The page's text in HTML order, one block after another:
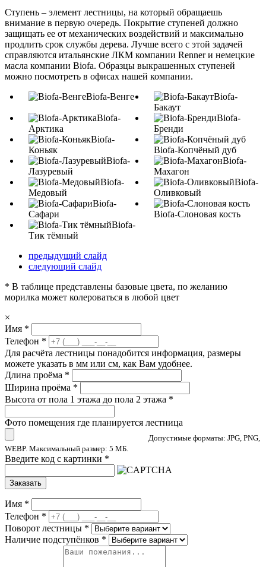
Ступень – элемент лестницы, на который обращаешь
внимание в первую очередь. Покрытие ступеней должно
защищать ее от механических воздействий и максимально
продлить срок службы дерева. Лучше всего с этой задачей
справляются итальянские ЛКМ компании Renner и немецкие
масла компании Biofa. Образцы выкрашенных ступеней
можно посмотреть в офисах нашей компании.
Biofa-Венге
Biofa-
Бакаут
Biofa-
Арктика
Biofa-
Бренди
Biofa-
Коньяк
Biofa-Копчёный дуб
Biofa-
Лазуревый
Biofa-
Махагон
Biofa-
Медовый
Biofa-
Оливковый
Biofa-
Сафари
Biofa-Слоновая кость
Biofa-
Тик тёмный
предыдущий слайд
следующий слайд
* В таблице представлены базовые цвета, по желанию
морилка может колероваться в любой цвет
×
Имя *
Телефон *
Для расчёта лестницы понадобится информация, размеры
можете указать в мм или см, как Вам удобнее.
Длина проёма *
Ширина проёма *
Высота от пола 1 этажа до пола 2 этажа *
Фото помещения где планируется лестница
Допустимые форматы: JPG, PNG,
WEBP. Максимальный размер: 5 МБ.
Введите код с картинки *
Заказать
Имя *
Телефон *
Поворот лестницы *
Наличие подступёнков *